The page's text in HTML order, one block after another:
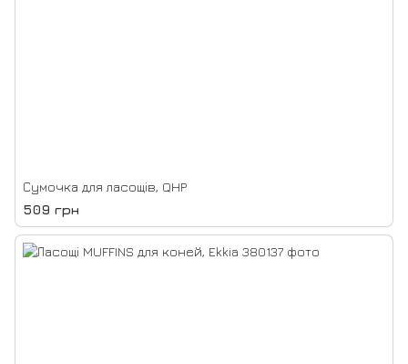
Сумочка для ласощів, QHP
509 грн